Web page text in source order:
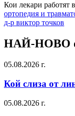
Кои лекари работят
ортопедия и
д-р виктор точков
НАЙ-НОВО
05.08.2026 г.
Кой слиза от
05.08.2026 г.